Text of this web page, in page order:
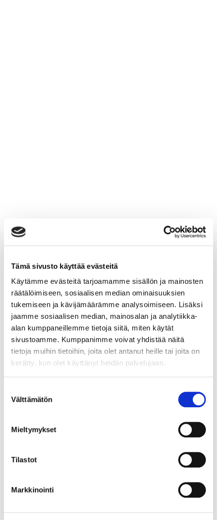
Tämä sivusto käyttää evästeitä
Käytämme evästeitä tarjoamamme sisällön ja mainosten
räätälöimiseen, sosiaalisen median ominaisuuksien
tukemiseen ja kävijämäärämme analysoimiseen. Lisäksi
jaamme sosiaalisen median, mainosalan ja analytiikka-
alan kumppaneillemme tietoja siitä, miten käytät
sivustoamme. Kumppanimme voivat yhdistää näitä
tietoja muihin tietoihin, joita olet antanut heille tai joita on
kerätty, kun olet käyttänyt heidän palvelujaan.
valinta
Välttämätön
Mieltymykset
Tilastot
Markkinointi